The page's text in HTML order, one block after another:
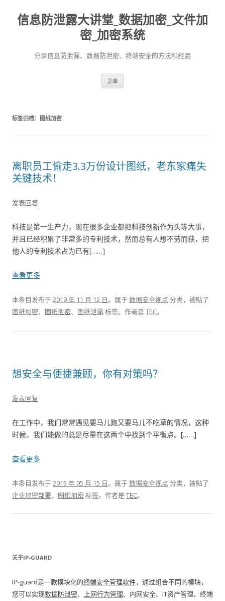
信息防泄露大讲堂_数据加密_文件加
密_加密系统
分享信息防泄漏、数据防泄密、终端安全的方法和经验
菜单
标签归档： 图纸加密
离职员工偷走3.3万份设计图纸，老东家痛失
关键技术！
发表回复
科技是第一生产力，现在很多企业都把科技创新作为头等大事，
并且已经积累了非常多的专利技术，然而总有人想不劳而获，把
他人的专利技术占为已有[……]
查看更多
本条目发布于2019 年 11 月 12 日。属于数据安全视点 分类，被贴了
图纸加密、 图纸泄密、 图纸泄露标签。 作者是TEC。
想安全与便捷兼顾，你有对策吗？
发表回复
在工作中，我们常常遇见要马儿跑又要马儿不吃草的情况，这种
时候，我们能做的总是尽量在这两个中找到个平衡点。[……]
查看更多
本条目发布于2015 年 05 月 15 日。属于数据安全视点 分类，被贴了
企业加密部署、 图纸加密标签。 作者是TEC。
关于IP-GUARD
IP-guard是一款模块化的终端安全管理软件，通过组合不同的模块，
您可以实现数据防泄密、 上网行为管理、内网安全、IT资产管理、终端